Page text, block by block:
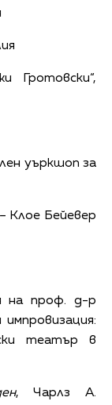
Гротовски“,
уъркшоп за
Клое Бейевер
на проф. д-р
театър в
, Чарлз А.